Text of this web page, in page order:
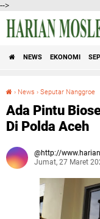
-->
NEWS EKONOMI
› News › Seputar Nanggroe
Ada Pintu
Di Polda Aceh
http://
Jumat, 27 Maret